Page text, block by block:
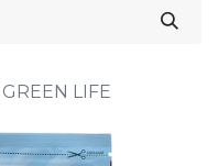
LIFE